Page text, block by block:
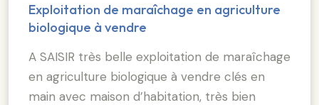
Exploitation de maraîchage en agriculture
biologique à vendre
A SAISIR très belle exploitation de maraîchage
en agriculture biologique à vendre clés en
main avec maison d’habitation, très bien